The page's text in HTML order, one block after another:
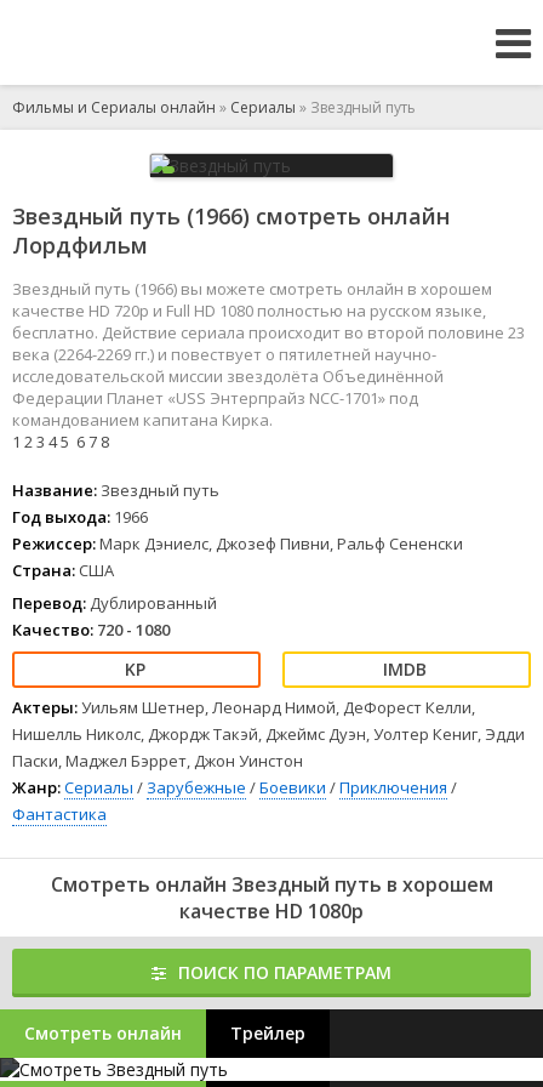
Фильмы и Сериалы онлайн » Сериалы » Звездный путь
Звездный путь (1966) смотреть онлайн
Лордфильм
Звездный путь (1966) вы можете смотреть онлайн в хорошем
качестве HD 720p и Full HD 1080 полностью на русском языке,
бесплатно. Действие сериала происходит во второй половине 23
века (2264-2269 гг.) и повествует о пятилетней научно-
исследовательской миссии звездолёта Объединённой
Федерации Планет «USS Энтерпрайз NCC-1701» под
командованием капитана Кирка.
1 23 45 67 8
Название: Звездный путь
Год выхода: 1966
Режиссер:Марк Дэниелс, Джозеф Пивни, Ральф Сененски
Страна: США
Перевод: Дублированный
Качество: 720 - 1080
Актеры:Уильям Шетнер, Леонард Нимой, ДеФорест Келли,
Нишелль Николс, Джордж Такэй, Джеймс Дуэн, Уолтер Кениг, Эдди
Паски, Маджел Бэррет, Джон Уинстон
Жанр:Сериалы / Зарубежные /Боевики /Приключения /
Фантастика
Смотреть онлайн Звездный путь в хорошем
качестве HD 1080p
ПОИСК ПО ПАРАМЕТРАМ
Смотреть онлайн Трейлер